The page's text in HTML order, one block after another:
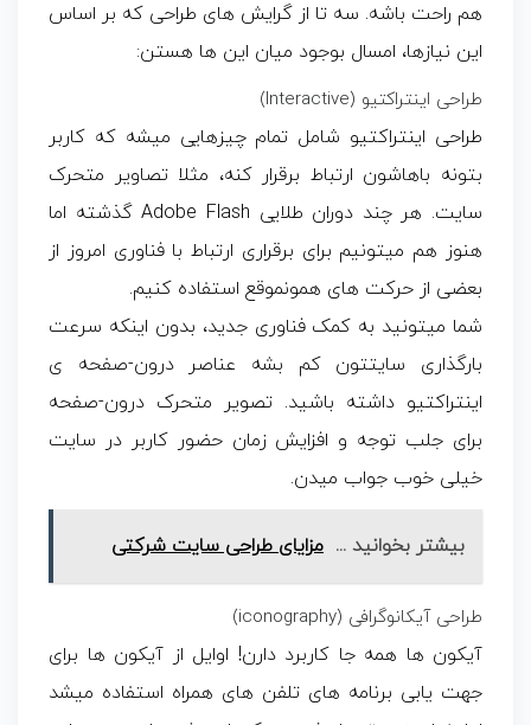
هم راحت باشه. سه تا از گرایش های طراحی که بر اساس
این نیازها، امسال بوجود میان این ها هستن:
طراحی اینتراکتیو (Interactive)
طراحی اینتراکتیو شامل تمام چیزهایی میشه که کاربر
بتونه باهاشون ارتباط برقرار کنه، مثلا تصاویر متحرک
سایت. هر چند دوران طلایی Adobe Flash گذشته اما
هنوز هم میتونیم برای برقراری ارتباط با فناوری امروز از
بعضی از حرکت های همونموقع استفاده کنیم.
شما میتونید به کمک فناوری جدید، بدون اینکه سرعت
بارگذاری سایتتون کم بشه عناصر درون-صفحه ی
اینتراکتیو داشته باشید. تصویر متحرک درون-صفحه
برای جلب توجه و افزایش زمان حضور کاربر در سایت
خیلی خوب جواب میدن.
بیشتر بخوانید ... مزایای طراحی سایت شرکتی
طراحی آیکانوگرافی (iconography)
آیکون ها همه جا کاربرد دارن! اوایل از آیکون ها برای
جهت یابی برنامه های تلفن های همراه استفاده میشد